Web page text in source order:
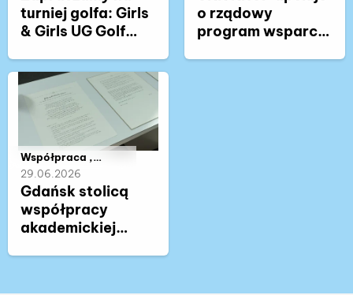
turniej golfa: Girls
& Girls UG Golf
o rządowy
program wsparcia
Należy do kategorii:
Współpraca ,
Nauka , Życie
akademickie
29.06.2026
Gdańsk stolicą
współpracy
akademickiej